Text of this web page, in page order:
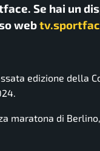
Se hai un
web
edizione della
maratona di